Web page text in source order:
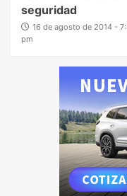
seguridad
16 de agosto de 2014 -
pm